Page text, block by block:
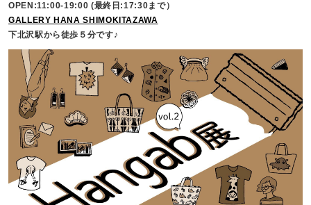
OPEN:11:00-19:00 (最終日:17:30まで）
GALLERY HANA SHIMOKITAZAWA
下北沢駅から徒歩５分です♪